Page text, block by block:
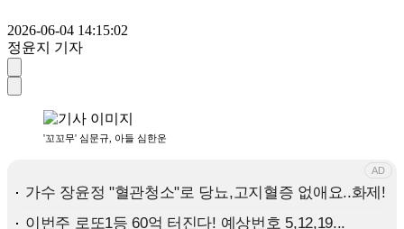
2026-06-04 14:15:02
정윤지 기자
'꼬꼬무' 심문규, 아들 심한운